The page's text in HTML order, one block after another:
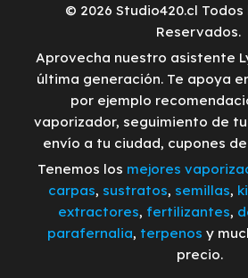
© 2026 Studio420.cl
Reservados.
Aprovecha nuestro asistente
última generación. Te apoya
por ejemplo
vaporizador, seguimiento de
envío a tu ciudad, cupones
Tenemos los mejores
carpas, sustratos, semillas,
extractores, fertilizantes,
parafernalia, terpenos y
precio.